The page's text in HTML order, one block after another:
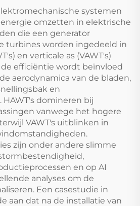
Warmtepompsysteem
Huishoudens
systemen
omzetten in elektrische
die een generator
turbines worden ingedeeld in
en verticale as (VAWT's)
efficiëntie wordt beïnvloed
aerodynamica van de bladen,
en
domineren bij
vanwege het hogere
VAWT's uitblinken in
zijn onder andere slimme
en op AI
analyses om de
Een casestudie in
aan dat na de installatie van